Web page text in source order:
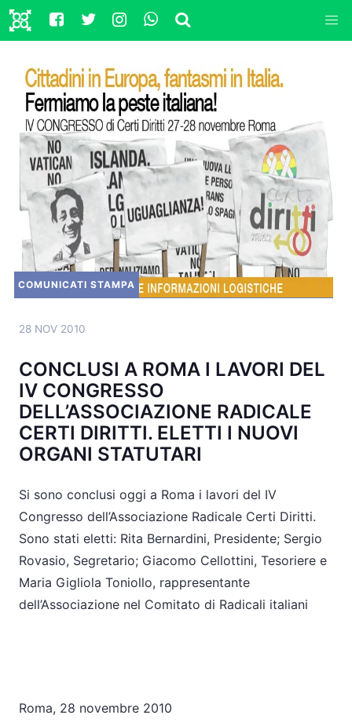
COMUNICATI STAMPA
28 NOV 2010
CONCLUSI A ROMA I LAVORI DEL
IV CONGRESSO
DELL’ASSOCIAZIONE RADICALE
CERTI DIRITTI. ELETTI I NUOVI
ORGANI STATUTARI
Si sono conclusi oggi a Roma i lavori del IV
Congresso dell’Associazione Radicale Certi Diritti.
Sono stati eletti: Rita Bernardini, Presidente; Sergio
Rovasio, Segretario; Giacomo Cellottini, Tesoriere e
Maria Gigliola Toniollo, rappresentante
dell’Associazione nel Comitato di Radicali italiani
Roma, 28 novembre 2010